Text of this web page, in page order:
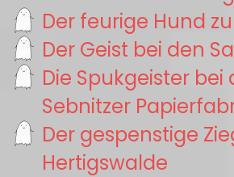
Der feurige Hund
Der Geist bei den
Die Spukgeister bei
Sebnitzer
Der gespenstige
Hertigswalde